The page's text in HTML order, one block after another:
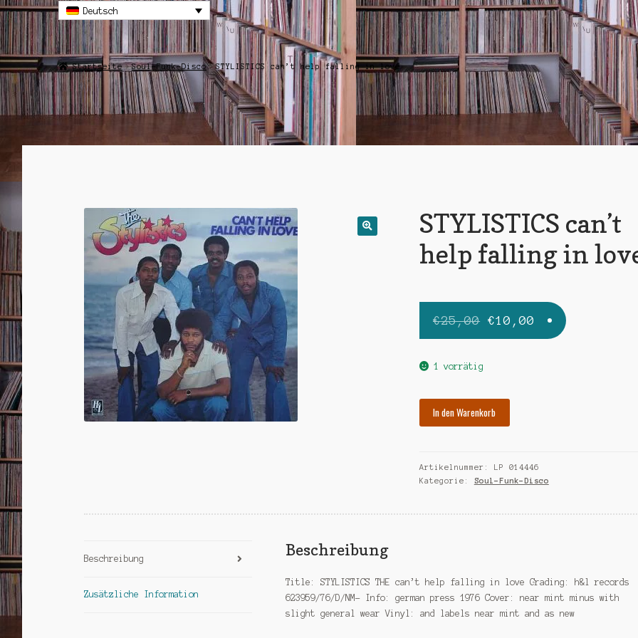
Deutsch
Startseite Soul-Funk-Disco STYLISTICS can’t help falling in love
ANGEBOT!
STYLISTICS can’t
help falling in
€25,00 Ursprünglicher
Preis
€10,00 Aktueller
Preis
1 vorrätig
in
love
In den Warenkorb
Artikelnummer:
LP 014446
Kategorie: Soul-Funk-Disco
Beschreibung
Zusätzliche Information
Beschreibung
Title: STYLISTICS THE can’t help falling in love Grading: h&l records
623959/76/D/NM- Info: german press 1976 Cover: near mint minus with
slight general wear Vinyl: and labels near mint and as new